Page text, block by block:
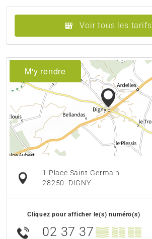
Voir tous les tarifs
M'y rendre
1 Place Saint-Germain
28250
DIGNY
Cliquez pour afficher le(s) numéro(s)
02 37 37 ▒▒ ▒▒ ▒▒